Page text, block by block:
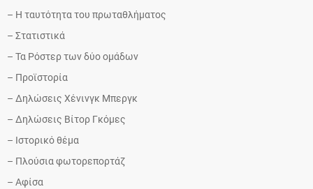
– Η ταυτότητα του πρωταθλήματος
– Στατιστικά
– Τα Ρόστερ των δύο ομάδων
– Προϊστορία
– Δηλώσεις Χένινγκ Μπεργκ
– Δηλώσεις Βίτορ Γκόμες
– Ιστορικό θέμα
– Πλούσια φωτορεπορτάζ
– Αφίσα